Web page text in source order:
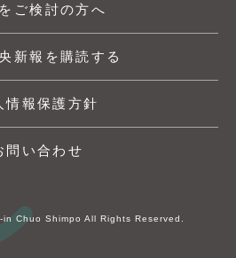
ご検討の方へ
新報を購読する
情報保護方針
問い合わせ
Chuo Shimpo All Rights Reserved.